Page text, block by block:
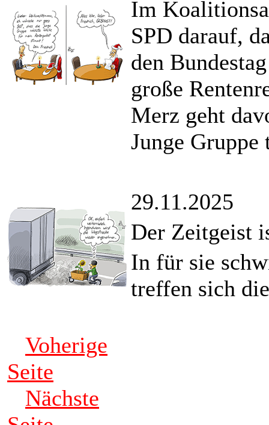
Im
SPD darauf,
den
große
Merz geht
Junge Gruppe
29.11.2025
Der Zeitgeist
In für sie
treffen sich
Voherige
Seite
Nächste